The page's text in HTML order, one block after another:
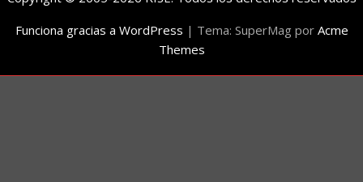
Funciona gracias a WordPress | Tema: SuperMag por Acme
Themes